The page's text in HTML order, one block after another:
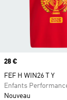
Prix
28 €
FEF H WIN26 T Y
Enfants
Nouveau